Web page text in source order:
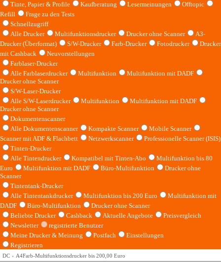
Tinte, Papier & Profile
Kaufberatung Lesermeinungen
Offtopic
Refill
Frage zu den Tests
Schnellzugriff
Alle Drucker
Multifunktionsdrucker Drucker ohne Scanner
A3-
Drucker (Überformat)
S/W-Drucker Farb-Drucker Fotodrucker
Drucker
mit Cashback
Neuvorstellungen
Farblaser-Drucker
Alle Farblaserdrucker
Multifunktion
Multifunktion mit DADF
Drucker ohne Scanner
S/W-Laser-Drucker
Alle S/W-Laserdrucker
Multifunktion
Multifunktion mit DADF
Drucker ohne Scanner
Dokumentenscanner
Alle Dokumentenscanner
Kompakte Scanner
Mobile Scanner
Scanner mit ADF & Flachbett
Netzwerkscanner
Professionelle Scanner (ISIS)
Tinten-Drucker
Alle Tintendrucker
Kompatibel mit Tinten-Abo
Multifunktion bis 80
Euro
Multifunktion mit DADF Büro-Multifunktion
Drucker ohne
Scanner
Tintentank-Drucker
Alle Tintentankdrucker
Multifunktion bis 200 Euro
Multifunktion mit
DADF
Büro-Multifunktion
Drucker ohne Scanner
Beliebte Drucker
Cashback Aktuelle Angebote
Preisvergleich
Newsletter
registrierte Benutzer
Meine Drucker & Meinung
Postfach
Einstellungen
Registrieren
DC A4Farb-Multifunktionsdrucker bis 200,00 Euro